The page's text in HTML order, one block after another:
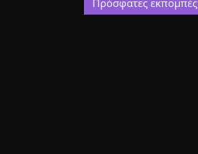
Πρόσφατες εκπομπές